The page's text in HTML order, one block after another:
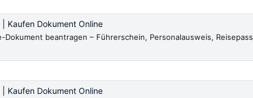
Kaufen Dokument Online
Dokument beantragen – Führerschein, Personalausweis, Reisepass
Kaufen Dokument Online